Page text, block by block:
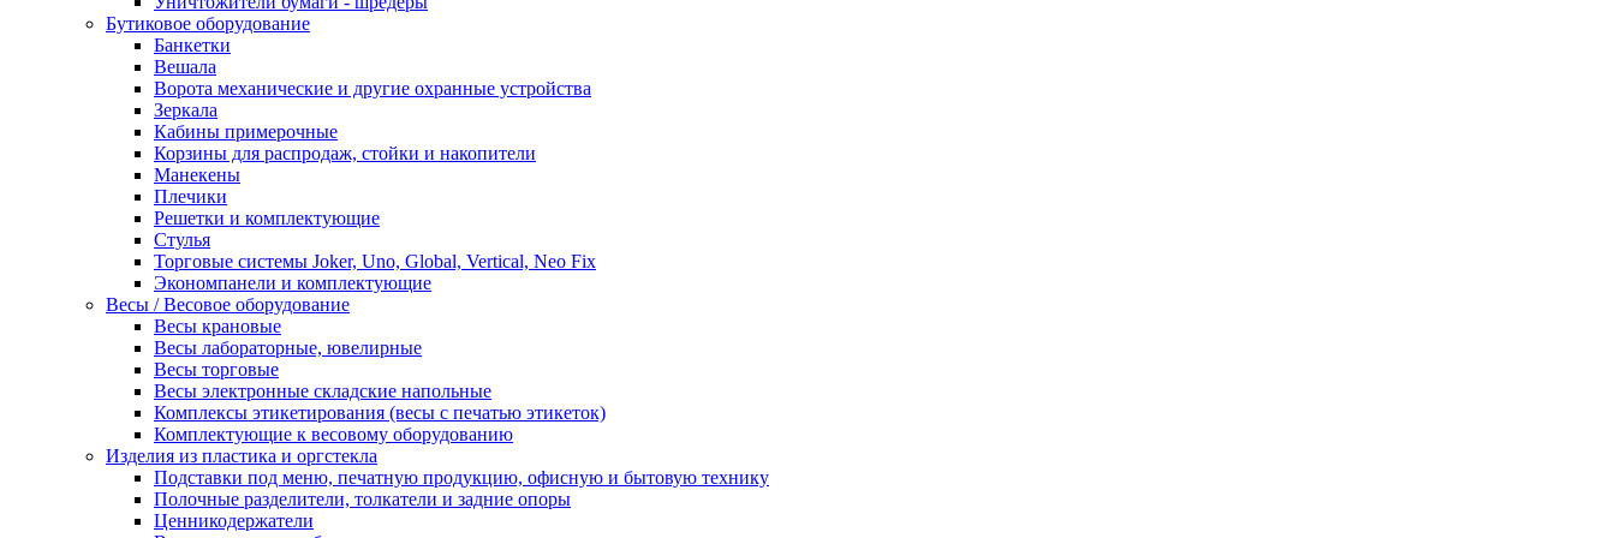
Бутиковое оборудование
Банкетки
Вешала
Ворота механические и другие охранные устройства
Зеркала
Кабины примерочные
Корзины для распродаж, стойки и накопители
Манекены
Плечики
Решетки и комплектующие
Стулья
Торговые системы Joker, Uno, Global, Vertical, Neo Fix
Экономпанели и комплектующие
Весы / Весовое оборудование
Весы крановые
Весы лабораторные, ювелирные
Весы торговые
Весы электронные складские напольные
Комплексы этикетирования (весы с печатью этикеток)
Комплектующие к весовому оборудованию
Изделия из пластика и оргстекла
Подставки под меню, печатную продукцию, офисную и бытовую технику
Полочные разделители, толкатели и задние опоры
Ценникодержатели